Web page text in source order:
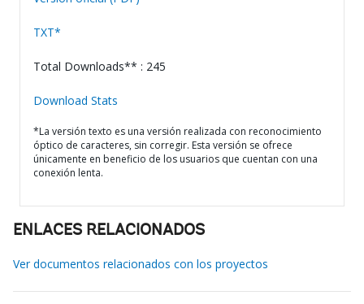
TXT*
Total Downloads** : 245
Download Stats
*La versión texto es una versión realizada con reconocimiento
óptico de caracteres, sin corregir. Esta versión se ofrece
únicamente en beneficio de los usuarios que cuentan con una
conexión lenta.
ENLACES RELACIONADOS
Ver documentos relacionados con los proyectos